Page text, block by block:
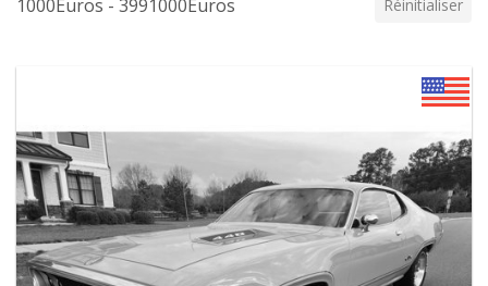
1000Euros - 3991000Euros Réinitialiser